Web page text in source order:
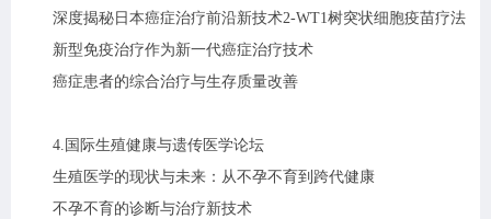
深度揭秘日本癌症治疗前沿新技术2-WT1树突状细胞疫苗疗法
新型免疫治疗作为新一代癌症治疗技术
癌症患者的综合治疗与生存质量改善
4.国际生殖健康与遗传医学论坛
生殖医学的现状与未来：从不孕不育到跨代健康
不孕不育的诊断与治疗新技术